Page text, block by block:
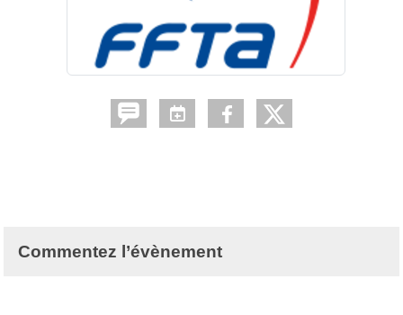
Commentez l’évènement